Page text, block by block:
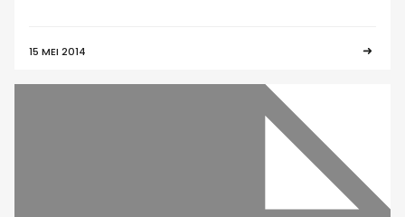
15 MEI 2014